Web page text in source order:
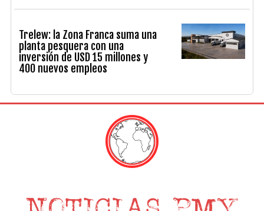
Trelew: la Zona Franca suma una
planta pesquera con una
inversión de USD 15 millones y
400 nuevos empleos